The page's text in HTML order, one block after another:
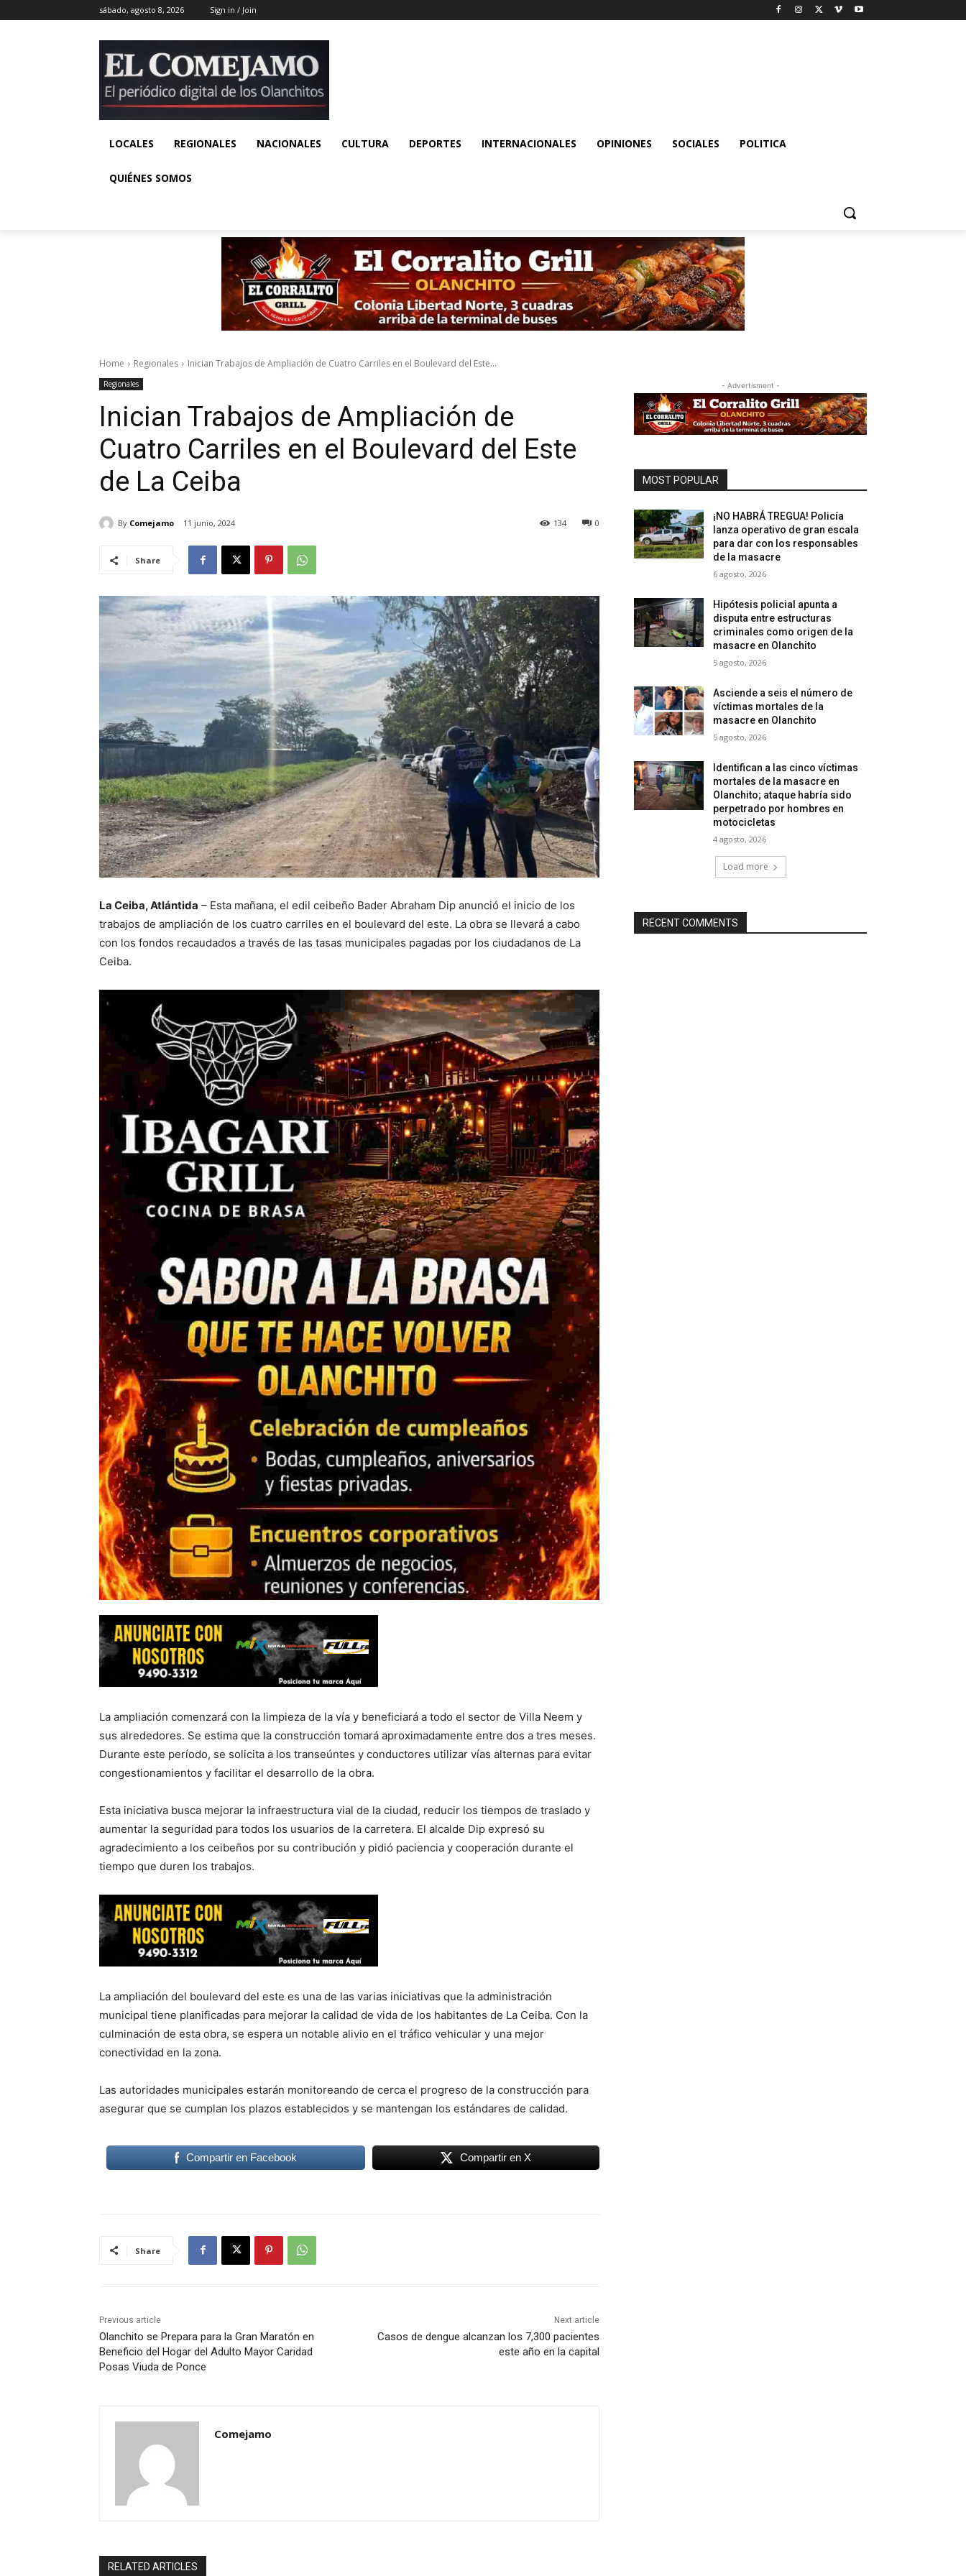
sábado, agosto 8, 2026 Sign in / Join
LOCALES REGIONALES NACIONALES CULTURA DEPORTES INTERNACIONALES OPINIONES SOCIALES POLITICA
QUIÉNES SOMOS
Home Regionales Inician Trabajos de Ampliación de Cuatro Carriles en el Boulevard del Este...
Regionales
Inician Trabajos de Ampliación de
Cuatro Carriles en el Boulevard del Este
de La Ceiba
By Comejamo 11 junio, 2024 0
134
Share
La Ceiba, Atlántida – Esta mañana, el edil ceibeño Bader Abraham Dip anunció el inicio de los
trabajos de ampliación de los cuatro carriles en el boulevard del este. La obra se llevará a cabo
con los fondos recaudados a través de las tasas municipales pagadas por los ciudadanos de La
Ceiba.
La ampliación comenzará con la limpieza de la vía y beneficiará a todo el sector de Villa Neem y
sus alrededores. Se estima que la construcción tomará aproximadamente entre dos a tres meses.
Durante este período, se solicita a los transeúntes y conductores utilizar vías alternas para evitar
congestionamientos y facilitar el desarrollo de la obra.
Esta iniciativa busca mejorar la infraestructura vial de la ciudad, reducir los tiempos de traslado y
aumentar la seguridad para todos los usuarios de la carretera. El alcalde Dip expresó su
agradecimiento a los ceibeños por su contribución y pidió paciencia y cooperación durante el
tiempo que duren los trabajos.
La ampliación del boulevard del este es una de las varias iniciativas que la administración
municipal tiene planificadas para mejorar la calidad de vida de los habitantes de La Ceiba. Con la
culminación de esta obra, se espera un notable alivio en el tráfico vehicular y una mejor
conectividad en la zona.
Las autoridades municipales estarán monitoreando de cerca el progreso de la construcción para
asegurar que se cumplan los plazos establecidos y se mantengan los estándares de calidad.
Compartir en Facebook Compartir en X
Share
Previous article
Olanchito se Prepara para la Gran Maratón en
Beneficio del Hogar del Adulto Mayor Caridad
Posas Viuda de Ponce
Next article
Casos de dengue alcanzan los 7,300 pacientes
este año en la capital
Comejamo
RELATED ARTICLES
- Advertisment -
MOST POPULAR
¡NO HABRÁ TREGUA! Policía
lanza operativo de gran escala
para dar con los responsables
de la masacre
6 agosto, 2026
Hipótesis policial apunta a
disputa entre estructuras
criminales como origen de la
masacre en Olanchito
5 agosto, 2026
Asciende a seis el número de
víctimas mortales de la
masacre en Olanchito
5 agosto, 2026
Identifican a las cinco víctimas
mortales de la masacre en
Olanchito; ataque habría sido
perpetrado por hombres en
motocicletas
4 agosto, 2026
Load more
RECENT COMMENTS